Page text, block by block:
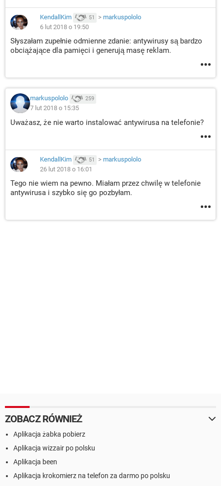
KendallKim 51 > markuspololo
6 lut 2018 o 19:50
Słyszałam zupełnie odmienne zdanie: antywirusy są bardzo
obciążające dla pamięci i generują masę reklam.
markuspololo 259
7 lut 2018 o 15:35
Uważasz, że nie warto instalować antywirusa na telefonie?
KendallKim 51 > markuspololo
26 lut 2018 o 16:01
Tego nie wiem na pewno. Miałam przez chwilę w telefonie
antywirusa i szybko się go pozbyłam.
ZOBACZ RÓWNIEŻ
Aplikacja żabka pobierz
Aplikacja wizzair po polsku
Aplikacja been
Aplikacja krokomierz na telefon za darmo po polsku